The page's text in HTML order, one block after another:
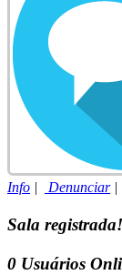
Info | Denunciar|
Sala registrada!
0 Usuários